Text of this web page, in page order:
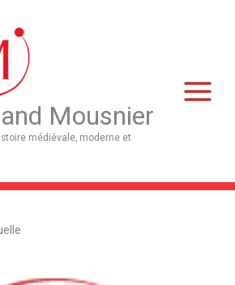
Mousnier
médiévale, moderne et